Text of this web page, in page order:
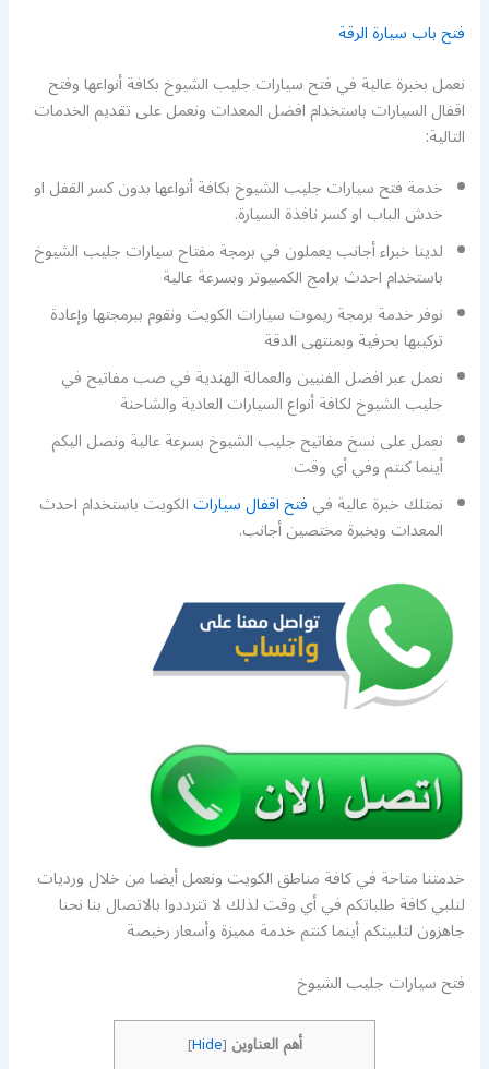
فتح باب سيارة الرقة
نعمل بخبرة عالية في فتح سيارات جليب الشيوخ بكافة أنواعها وفتح
اقفال السيارات باستخدام افضل المعدات ونعمل على تقديم الخدمات
التالية:
خدمة فتح سيارات جليب الشيوخ بكافة أنواعها بدون كسر القفل او
خدش الباب او كسر نافذة السيارة.
لدينا خبراء أجانب يعملون في برمجة مفتاح سيارات جليب الشيوخ
باستخدام احدث برامج الكمبيوتر وبسرعة عالية
نوفر خدمة برمجة ريموت سيارات الكويت ونقوم ببرمجتها وإعادة
تركيبها بحرفية وبمنتهى الدقة
نعمل عبر افضل الفنيين والعمالة الهندية في صب مفاتيح في
جليب الشيوخ لكافة أنواع السيارات العادية والشاحنة
نعمل على نسخ مفاتيح جليب الشيوخ بسرعة عالية ونصل اليكم
أينما كنتم وفي أي وقت
نمتلك خبرة عالية فيفتح اقفال سياراتالكويت باستخدام احدث
المعدات وبخبرة مختصين أجانب.
خدمتنا متاحة في كافة مناطق الكويت ونعمل أيضا من خلال ورديات
لنلبي كافة طلباتكم في أي وقت لذلك لا تترددوا بالاتصال بنا نحنا
جاهزون لتلبيتكم أينما كنتم خدمة مميزة وأسعار رخيصة
فتح سيارات جليب الشيوخ
أهم العناوين [
Hide
]